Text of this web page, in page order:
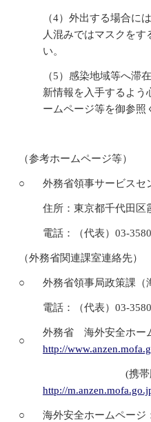
（4）外出する場合に
人混みではマスクをす
い。
（5）感染地域等へ滞
新情報を入手するよう
ームページ等を御参照
（参考ホームページ等）
○ 外務省領事サービスセ
住所：東京都千代田区
電話：（代表）03-
（外務省関連課室連絡先）
○ 外務省領事局政策課（
電話：（代表）03-
○
外務省 海外安全ホー
http://
(携帯
http://
○ 海外安全ホームページ